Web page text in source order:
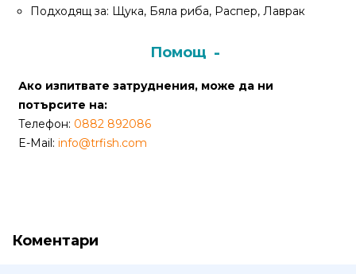
Условия
Политика
за
поверителност
“бисквитки”
Подходящ за: Щука, Бяла риба, Распер, Лаврак
Помощ
Ако изпитвате затруднения, може да ни
потърсите на:
Телефон: 0882 892086
E-Mail: info@trfish.com
Коментари